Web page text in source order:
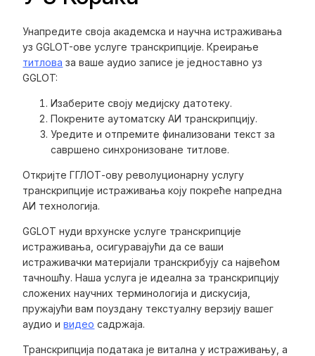
Унапредите своја академска и научна истраживања
уз GGLOT-ове услуге транскрипције. Креирање
титлова за ваше аудио записе је једноставно уз
GGLOT:
Изаберите своју медијску датотеку.
Покрените аутоматску АИ транскрипцију.
Уредите и отпремите финализовани текст за
савршено синхронизоване титлове.
Откријте ГГЛОТ-ову револуционарну услугу
транскрипције истраживања коју покреће напредна
АИ технологија.
GGLOT нуди врхунске услуге транскрипције
истраживања, осигуравајући да се ваши
истраживачки материјали транскрибују са највећом
тачношћу. Наша услуга је идеална за транскрипцију
сложених научних терминологија и дискусија,
пружајући вам поуздану текстуалну верзију вашег
аудио ивидео садржаја.
Транскрипција података је витална у истраживању, а